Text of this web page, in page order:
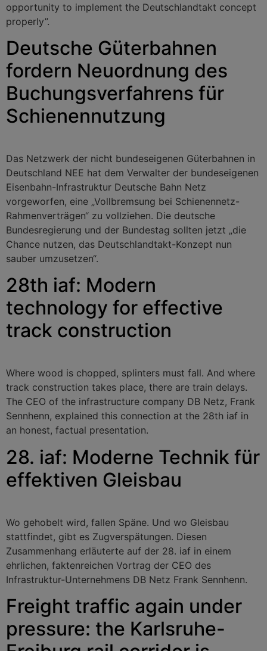
opportunity to implement the Deutschlandtakt concept
properly”.
Deutsche Güterbahnen
fordern Neuordnung des
Buchungsverfahrens für
Schienennutzung
Das Netzwerk der nicht bundeseigenen Güterbahnen in
Deutschland NEE hat dem Verwalter der bundeseigenen
Eisenbahn-Infrastruktur Deutsche Bahn Netz
vorgeworfen, eine „Vollbremsung bei Schienennetz-
Rahmenverträgen“ zu vollziehen. Die deutsche
Bundesregierung und der Bundestag sollten jetzt „die
Chance nutzen, das Deutschlandtakt-Konzept nun
sauber umzusetzen“.
28th iaf: Modern
technology for effective
track construction
Where wood is chopped, splinters must fall. And where
track construction takes place, there are train delays.
The CEO of the infrastructure company DB Netz, Frank
Sennhenn, explained this connection at the 28th iaf in
an honest, factual presentation.
28. iaf: Moderne Technik für
effektiven Gleisbau
Wo gehobelt wird, fallen Späne. Und wo Gleisbau
stattfindet, gibt es Zugverspätungen. Diesen
Zusammenhang erläuterte auf der 28. iaf in einem
ehrlichen, faktenreichen Vortrag der CEO des
Infrastruktur-Unternehmens DB Netz Frank Sennhenn.
Freight traffic again under
pressure: the Karlsruhe-